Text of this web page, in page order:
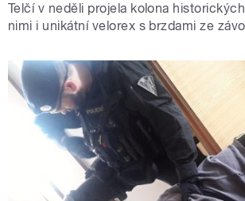
Telčí v neděli projela kolona
nimi i unikátní velorex s brzdami ze